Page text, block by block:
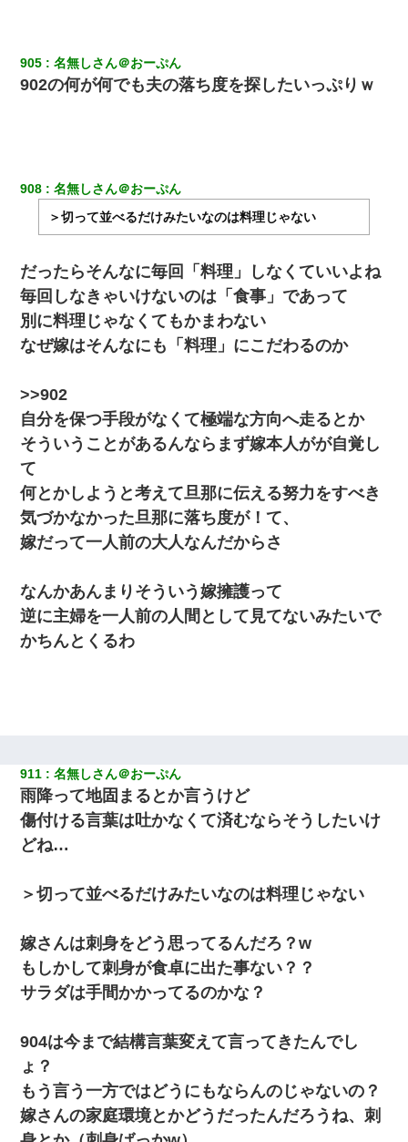
905 名無しさん＠おーぷん
902の何が何でも夫の落ち度を探したいっぷりｗ
908
名無しさん＠おーぷん
＞切って並べるだけみたいなのは料理じゃない
だったらそんなに毎回「料理」しなくていいよね
毎回しなきゃいけないのは「食事」であって
別に料理じゃなくてもかまわない
なぜ嫁はそんなにも「料理」にこだわるのか
>>902
自分を保つ手段がなくて極端な方向へ走るとか
そういうことがあるんならまず嫁本人がが自覚し
て
何とかしようと考えて旦那に伝える努力をすべき
気づかなかった旦那に落ち度が！て、
嫁だって一人前の大人なんだからさ
なんかあんまりそういう嫁擁護って
逆に主婦を一人前の人間として見てないみたいで
かちんとくるわ
911 名無しさん＠おーぷん
雨降って地固まるとか言うけど
傷付ける言葉は吐かなくて済むならそうしたいけ
どね…
＞切って並べるだけみたいなのは料理じゃない
嫁さんは刺身をどう思ってるんだろ？w
もしかして刺身が食卓に出た事ない？？
サラダは手間かかってるのかな？
904は今まで結構言葉変えて言ってきたんでし
ょ？
もう言う一方ではどうにもならんのじゃないの？
嫁さんの家庭環境とかどうだったんだろうね、刺